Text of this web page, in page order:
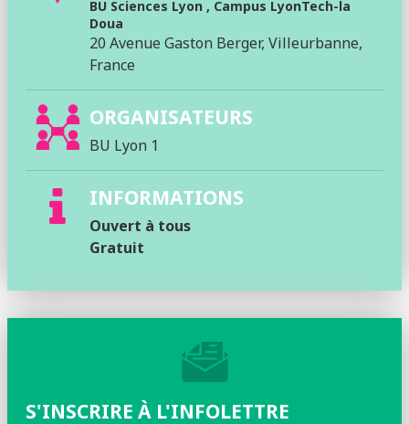
BU Sciences Lyon , Campus LyonTech-la
Doua
20 Avenue Gaston Berger, Villeurbanne,
France
ORGANISATEURS
BU Lyon 1
INFORMATIONS
Ouvert à tous
Gratuit
S'INSCRIRE À L'INFOLETTRE